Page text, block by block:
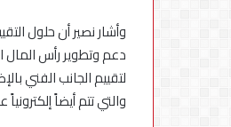
وأشار نصير أن حلول
دعم وتطوير رأس المال
لتقييم الجانب الفني
والتي تتم أيضاً